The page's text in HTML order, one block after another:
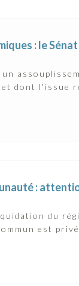
: le
un
dont l'issue
:
du
est